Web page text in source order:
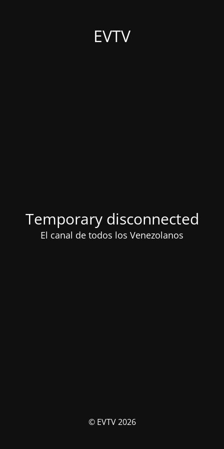
EVTV
Temporary disconnected
El canal de todos los Venezolanos
© EVTV 2026